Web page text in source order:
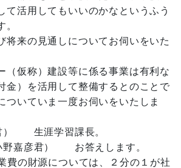
て活用してもいいのかなというふう
。
来の見通しについてお伺いをいた
仮称）建設等に係る事業は有利な
金）を活用して整備するとのことで
ついていま一度お伺いをいたしま
） 生涯学習課長。
野嘉彦君） お答えします。
費の財源については、２分の１が社